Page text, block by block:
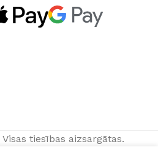
Visas tiesības aizsargātas.